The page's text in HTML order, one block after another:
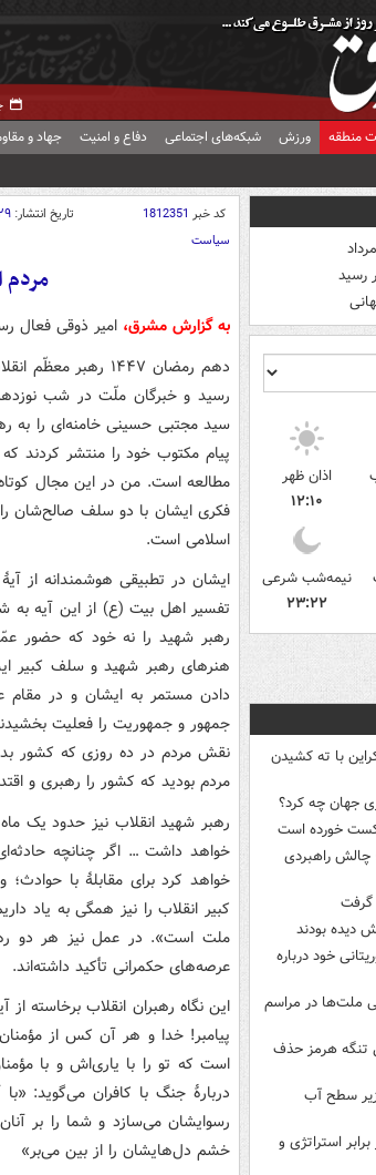
منطقه ورزش شبکه‌های اجتماعی دفاع و امنیت جهاد و
اذان ظهر
۱۲:۱۰
نیمه‌شب شرعی
۲۳:۲۲
با ته کشیدن
جهان چه کرد؟
خورده است
چالش راهبردی
گرفت
دیده بودند
خود درباره
ملت‌ها در مراسم
تنگه هرمز حذف
زیر سطح آب
استراتژی و
کد خبر 1812351 تاریخ انتشار: ۲۹ اردیبهشت
سیاست
مردم
به گزارش مشرق، امیر ذوقی فعال
دهم رمضان ۱۴۴۷
رسید و خبرگان ملّت در شب
پیام مکتوب خود را منتشر کردند
مطالعه است. من در این مجال
فکری ایشان با دو سلف صالح‌شان
اسلامی است.
تفسیر اهل بیت (ع) از این آیه
رهبر شهید را نه خود که حضور
هنرهای رهبر شهید و سلف کبیر
دادن مستمر به ایشان و در مقام
جمهور و جمهوریت را فعلیت
نقش مردم در ده روزی که کشور
مردم بودید که کشور را رهبری و
رهبر شهید انقلاب نیز حدود یک
خواهد داشت … اگر چنانچه
کبیر انقلاب را نیز همگی به یاد
ملت است». در عمل نیز هر دو
عرصه‌های حکمرانی تأکید داشته‌اند.
این نگاه رهبران انقلاب برخاسته
پیامبر! خدا و هر آن کس از
است که تو را با یاری‌اش و با
دربارۀ جنگ با کافران می‌گوید:
رسوایشان می‌سازد و شما را بر
خشم دل‌هایشان را از بین می‌بر»